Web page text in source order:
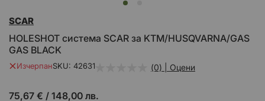
към
на
галерия
със
снимки
HOLESHOT система SCAR за KTM/HUSQVARNA/GAS
GAS BLACK
SCAR
ИзчерпанSKU 42631 (0) | Оцени
75,67 € / 148,00 лв.